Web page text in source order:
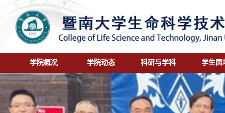
学院概况 学院动态 科研与学科 学生园